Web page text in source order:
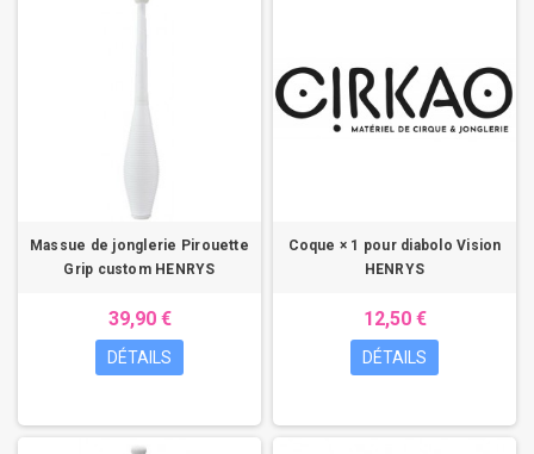
Massue de jonglerie Pirouette
Grip custom HENRYS
39,90 €
DÉTAILS
Coque × 1 pour diabolo Vision
HENRYS
12,50 €
DÉTAILS